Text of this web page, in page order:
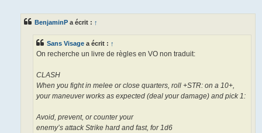
BenjaminP a écrit : ↑
Sans Visage a écrit : ↑
On recherche un livre de règles en VO non traduit:
CLASH
When you fight in melee or close quarters, roll +STR: on a 10+,
your maneuver works as expected (deal your damage) and pick 1:
Avoid, prevent, or counter your
enemy’s attack Strike hard and fast, for 1d6